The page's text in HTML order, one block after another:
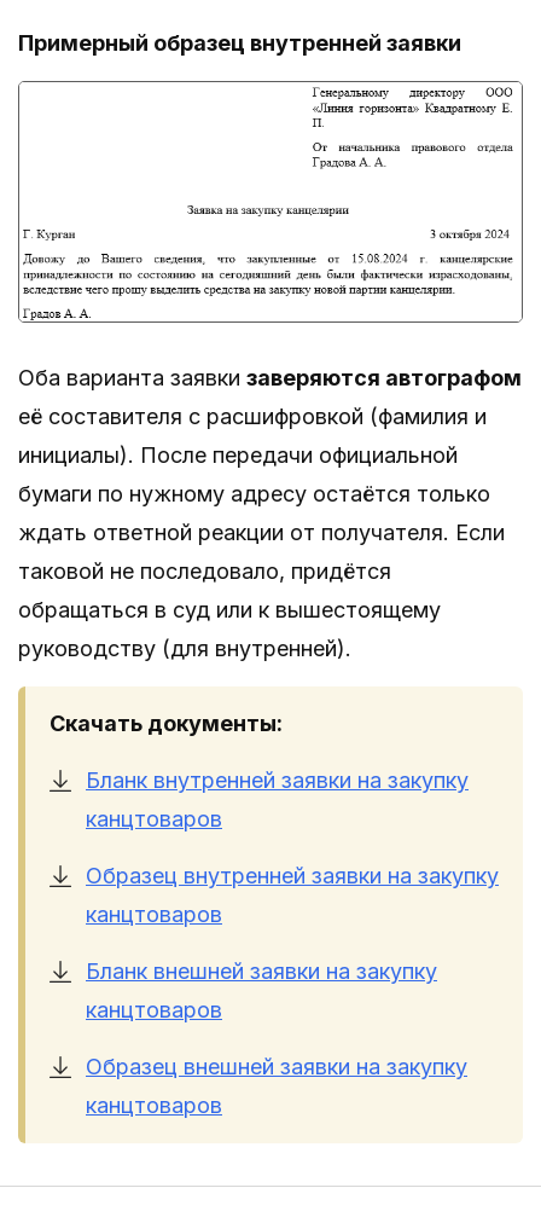
Примерный образец внутренней заявки
Оба варианта заявки заверяются автографом
её составителя с расшифровкой (фамилия и
инициалы). После передачи официальной
бумаги по нужному адресу остаётся только
ждать ответной реакции от получателя. Если
таковой не последовало, придётся
обращаться в суд или к вышестоящему
руководству (для внутренней).
Скачать документы:
Бланк внутренней заявки на закупку
канцтоваров
Образец внутренней заявки на закупку
канцтоваров
Бланк внешней заявки на закупку
канцтоваров
Образец внешней заявки на закупку
канцтоваров